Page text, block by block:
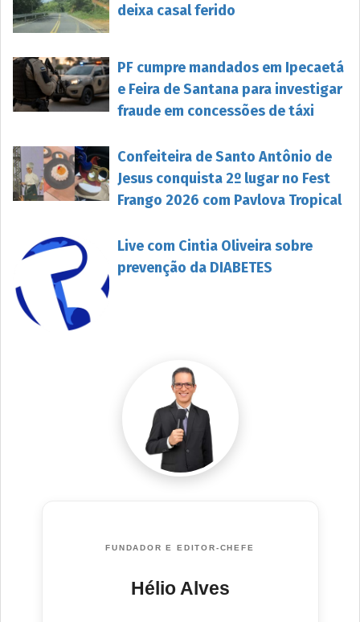
deixa casal ferido
PF cumpre mandados em Ipecaetá
e Feira de Santana para investigar
fraude em concessões de táxi
Confeiteira de Santo Antônio de
Jesus conquista 2º lugar no Fest
Frango 2026 com Pavlova Tropical
Live com Cintia Oliveira sobre
prevenção da DIABETES
FUNDADOR E EDITOR-CHEFE
Hélio Alves